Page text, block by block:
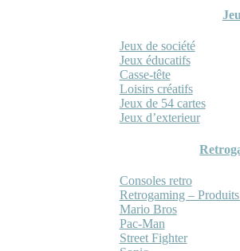
Jeux de société
Jeux éducatifs
Casse-tête
Loisirs créatifs
Jeux de 54 cartes
Jeux d’exterieur
Consoles retro
Retrogaming –
Mario Bros
Pac-Man
Street Fighter